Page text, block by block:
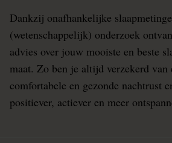
Dankzij onafhankelijke
(wetenschappelijk) onderzoek
advies over jouw mooiste en beste
maat. Zo ben je altijd verzekerd van
comfortabele en gezonde nachtrust
positiever, actiever en meer